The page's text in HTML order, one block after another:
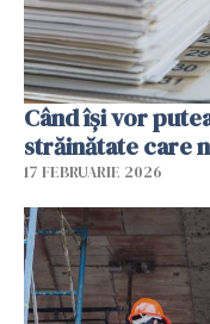
Când își vor
străinătate care
17 FEBRUARIE 2026